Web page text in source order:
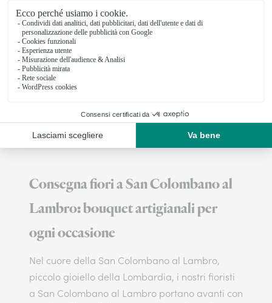
Medioli Raffaella
PAULLO
★★★★★
Via Pasubio 45
Vedi il negozio
Consegna fiori a San Colombano al
Lambro: bouquet artigianali per
ogni occasione
Nel cuore della San Colombano al Lambro,
piccolo gioiello della Lombardia, i nostri fioristi
a San Colombano al Lambro portano avanti con